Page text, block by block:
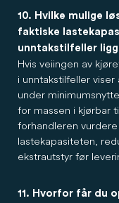
10. Hvilke mulige
faktiske
unntakstilfeller
Hvis veiingen av
i unntakstilfeller
under
for massen i kjørbar
forhandleren
lastekapasiteten,
ekstrautstyr før
11. Hvorfor får du